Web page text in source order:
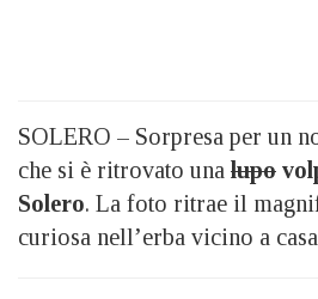
SOLERO – Sorpresa per un
che si è ritrovato una lupo
Solero. La foto ritrae il
curiosa nell’erba vicino a